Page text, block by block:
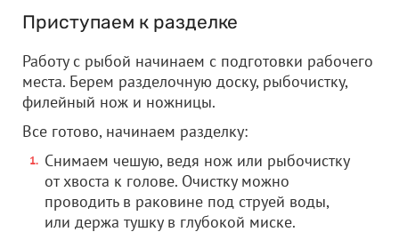
Приступаем к разделке
Работу с рыбой начинаем с подготовки рабочего
места. Берем разделочную доску, рыбочистку,
филейный нож и ножницы.
Все готово, начинаем разделку:
Снимаем чешую, ведя нож или рыбочистку
от хвоста к голове. Очистку можно
проводить в раковине под струей воды,
или держа тушку в глубокой миске.